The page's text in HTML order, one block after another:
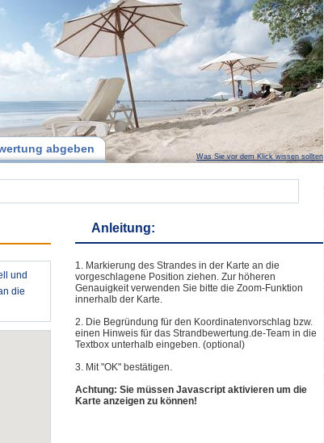
abgeben
Was Sie vor dem Klick wissen sollten
und
die
Anleitung:
1. Markierung des Strandes in der Karte an die
vorgeschlagene Position ziehen. Zur höheren
Genauigkeit verwenden Sie bitte die Zoom-Funktion
innerhalb der Karte.
2. Die Begründung für den Koordinatenvorschlag bzw.
einen Hinweis für das Strandbewertung.de-Team in die
Textbox unterhalb eingeben. (optional)
3. Mit "OK" bestätigen.
Achtung: Sie müssen Javascript aktivieren um die
Karte anzeigen zu können!